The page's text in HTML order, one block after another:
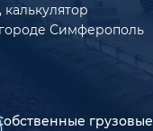
Симферополь
грузовые